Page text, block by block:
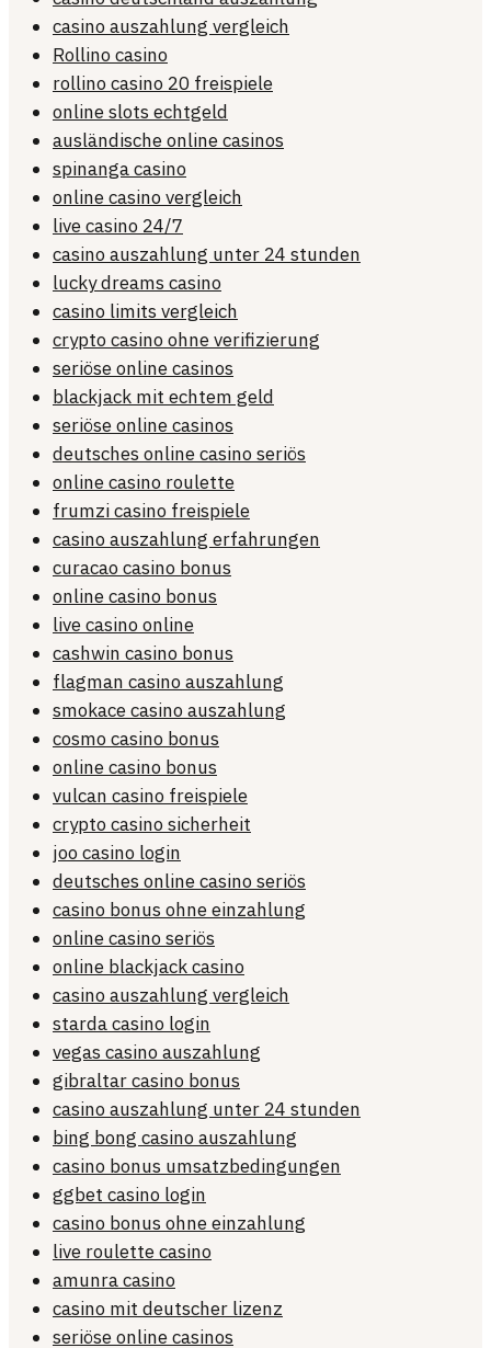
casino auszahlung vergleich
Rollino casino
rollino casino 20 freispiele
online slots echtgeld
ausländische online casinos
spinanga casino
online casino vergleich
live casino 24/7
casino auszahlung unter 24 stunden
lucky dreams casino
casino limits vergleich
crypto casino ohne verifizierung
seriöse online casinos
blackjack mit echtem geld
seriöse online casinos
deutsches online casino seriös
online casino roulette
frumzi casino freispiele
casino auszahlung erfahrungen
curacao casino bonus
online casino bonus
live casino online
cashwin casino bonus
flagman casino auszahlung
smokace casino auszahlung
cosmo casino bonus
online casino bonus
vulcan casino freispiele
crypto casino sicherheit
joo casino login
deutsches online casino seriös
casino bonus ohne einzahlung
online casino seriös
online blackjack casino
casino auszahlung vergleich
starda casino login
vegas casino auszahlung
gibraltar casino bonus
casino auszahlung unter 24 stunden
bing bong casino auszahlung
casino bonus umsatzbedingungen
ggbet casino login
casino bonus ohne einzahlung
live roulette casino
amunra casino
casino mit deutscher lizenz
seriöse online casinos